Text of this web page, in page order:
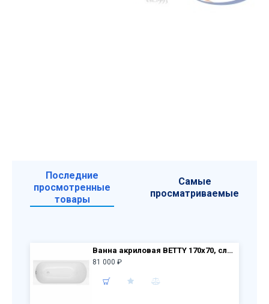
Последние
просмотренные
товары
Самые
просматриваемые
Ванна акриловая BETTY 170х70, слив-перелив, каркас, фронтальная панель
81 000 ₽